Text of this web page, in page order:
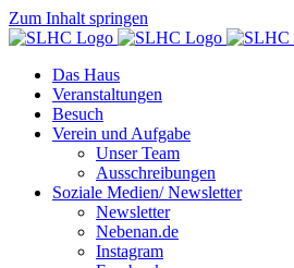
Zum Inhalt springen
Das Haus
Veranstaltungen
Besuch
Verein und Aufgabe
Unser Team
Ausschreibungen
Soziale Medien/ Newsletter
Newsletter
Nebenan.de
Instagram